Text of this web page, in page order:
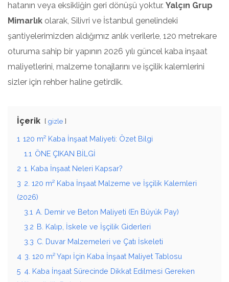
hatanın veya eksikliğin geri dönüşü yoktur. Yalçın Grup
Mimarlık olarak, Silivri ve İstanbul genelindeki
şantiyelerimizden aldığımız anlık verilerle, 120 metrekare
oturuma sahip bir yapının 2026 yılı güncel kaba inşaat
maliyetlerini, malzeme tonajlarını ve işçilik kalemlerini
sizler için rehber haline getirdik.
İçerik gizle
1 120 m² Kaba İnşaat Maliyeti: Özet Bilgi
1.1 ÖNE ÇIKAN BİLGİ
2 1. Kaba İnşaat Neleri Kapsar?
3 2. 120 m² Kaba İnşaat Malzeme ve İşçilik Kalemleri
(2026)
3.1 A. Demir ve Beton Maliyeti (En Büyük Pay)
3.2 B. Kalıp, İskele ve İşçilik Giderleri
3.3 C. Duvar Malzemeleri ve Çatı İskeleti
4 3. 120 m² Yapı İçin Kaba İnşaat Maliyet Tablosu
5 4. Kaba İnşaat Sürecinde Dikkat Edilmesi Gereken